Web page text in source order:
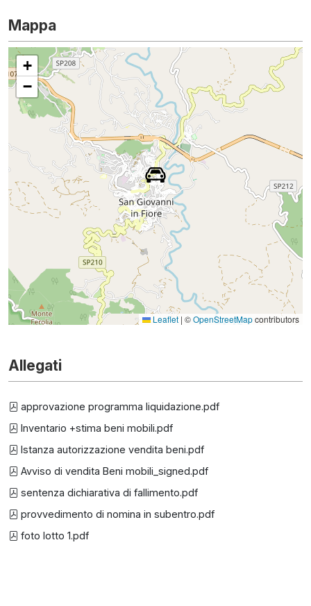
Mappa
+
−
Leaflet | ©OpenStreetMapcontributors
Allegati
approvazione programma liquidazione.pdf
Inventario +stima beni mobili.pdf
Istanza autorizzazione vendita beni.pdf
Avviso di vendita Beni mobili_signed.pdf
sentenza dichiarativa di fallimento.pdf
provvedimento di nomina in subentro.pdf
foto lotto 1.pdf